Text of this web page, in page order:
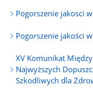
Pogorszenie jakosci
Pogorszenie jakości
XV Komunikat
Najwyższych
Szkodliwych dla